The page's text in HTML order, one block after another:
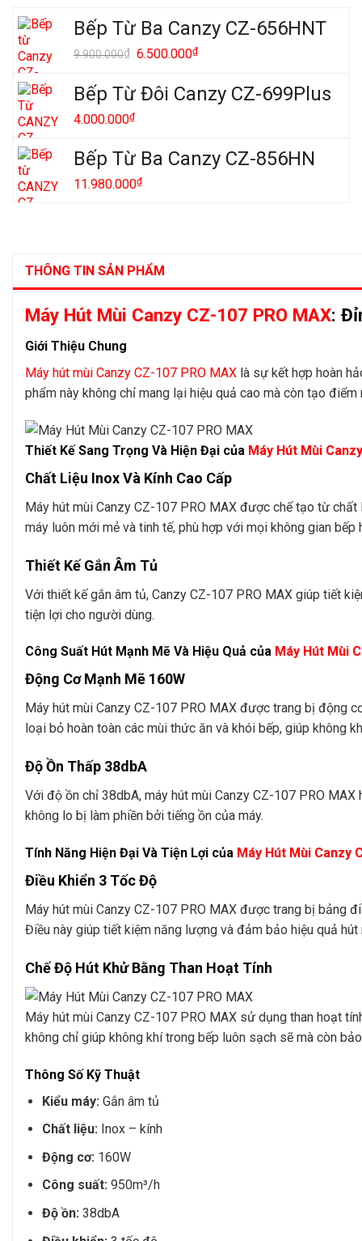
Bếp Từ Ba Canzy CZ-656HNT
9.900.000₫ Giá
là:
9.900.000₫.
6.500.000₫Giá
tại
là:
Bếp Từ Đôi Canzy CZ-699Plus
4.000.000₫
Bếp Từ Ba Canzy CZ-856HN
11.980.000₫
THÔNG TIN SẢN PHẨM
Máy Hút Mùi Canzy CZ-107 PRO MAX:
Giới Thiệu Chung
Máy hút mùi Canzy CZ-107 PRO MAX là sự kết hợp hoàn
phẩm này không chỉ mang lại hiệu quả cao mà còn tạo
Thiết Kế Sang Trọng Và Hiện Đại của Máy Hút Mùi
Chất Liệu Inox Và Kính Cao Cấp
Máy hút mùi Canzy CZ-107 PRO MAX được chế tạo từ
máy luôn mới mẻ và tinh tế, phù hợp với mọi không gian bếp
Thiết Kế Gắn Âm Tủ
Với thiết kế gắn âm tủ, Canzy CZ-107 PRO MAX giúp tiết
tiện lợi cho người dùng.
Công Suất Hút Mạnh Mẽ Và Hiệu Quả của Máy Hút Mùi
Động Cơ Mạnh Mẽ 160W
Máy hút mùi Canzy CZ-107 PRO MAX được trang bị động
loại bỏ hoàn toàn các mùi thức ăn và khói bếp, giúp không
Độ Ồn Thấp 38dbA
Với độ ồn chỉ 38dbA, máy hút mùi Canzy CZ-107 PRO
không lo bị làm phiền bởi tiếng ồn của máy.
Tính Năng Hiện Đại Và Tiện Lợi của Máy Hút Mùi Canzy
Điều Khiển 3 Tốc Độ
Máy hút mùi Canzy CZ-107 PRO MAX được trang bị bảng
Điều này giúp tiết kiệm năng lượng và đảm bảo hiệu quả hút
Chế Độ Hút Khử Bằng Than Hoạt Tính
Máy hút mùi Canzy CZ-107 PRO MAX sử dụng than hoạt
không chỉ giúp không khí trong bếp luôn sạch sẽ mà còn
Thông Số Kỹ Thuật
Kiểu máy: Gắn âm tủ
Chất liệu: Inox – kính
Động cơ: 160W
Công suất: 950m³/h
Độ ồn: 38dbA